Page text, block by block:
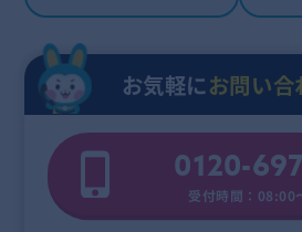
お気軽にお問い合
0120-
受付時間：08:00